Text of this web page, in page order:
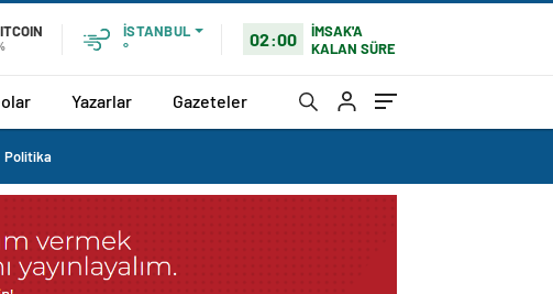
İSTANBUL
°
02:00
İMSAK'A
KALAN SÜRE
Yazarlar Gazeteler
Politika